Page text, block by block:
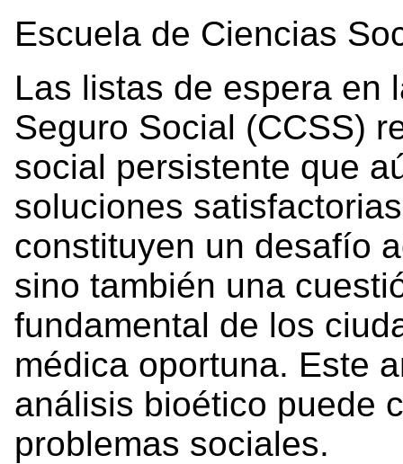
Escuela de Ciencias
Las listas de espera en
Seguro Social (CCSS)
social persistente que
soluciones
constituyen un desafío
sino también una
fundamental de los
médica oportuna. Este
análisis bioético puede
problemas sociales.